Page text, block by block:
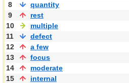
8
quantity
9
rest
10
multiple
11
defect
12
a few
13
focus
14
moderate
15
internal